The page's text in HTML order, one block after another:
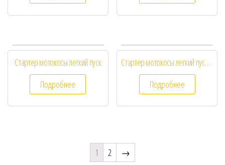
Стартер мотокосы легкий пуск
Подробнее
Стартер мотокосы легкий пуск эко
Подробнее
1 2 →